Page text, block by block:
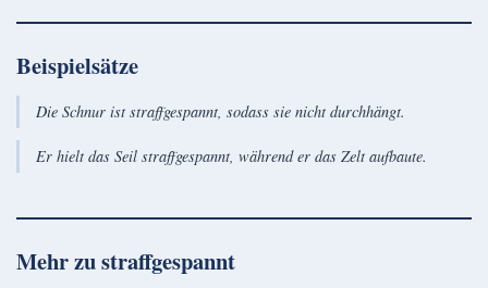
Beispielsätze
Die Schnur ist straffgespannt, sodass sie nicht durchhängt.
Er hielt das Seil straffgespannt, während er das Zelt aufbaute.
Mehr zustraffgespannt